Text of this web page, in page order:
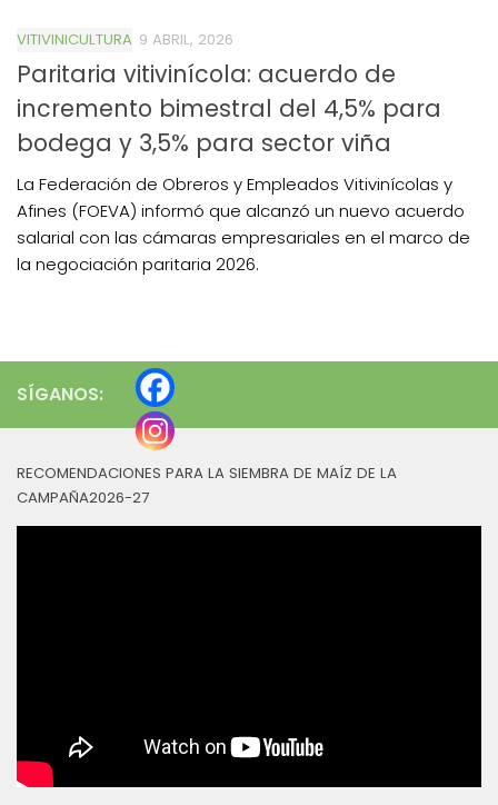
VITIVINICULTURA 9 ABRIL, 2026
Paritaria vitivinícola: acuerdo de
incremento bimestral del 4,5% para
bodega y 3,5% para sector viña
La Federación de Obreros y Empleados Vitivinícolas y
Afines (FOEVA) informó que alcanzó un nuevo acuerdo
salarial con las cámaras empresariales en el marco de
la negociación paritaria 2026.
SÍGANOS:
RECOMENDACIONES PARA LA SIEMBRA DE MAÍZ DE LA
CAMPAÑA2026-27